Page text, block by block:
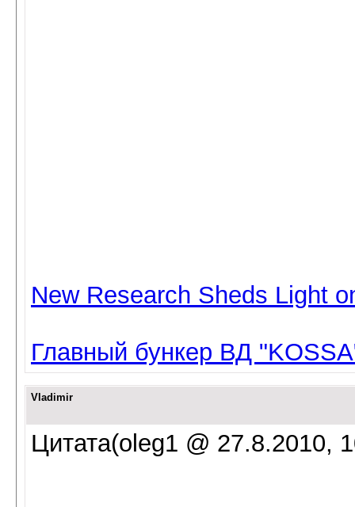
New Research Sheds Light
Главный бункер ВД
Vladimir
Цитата(oleg1 @ 27.8.2010,